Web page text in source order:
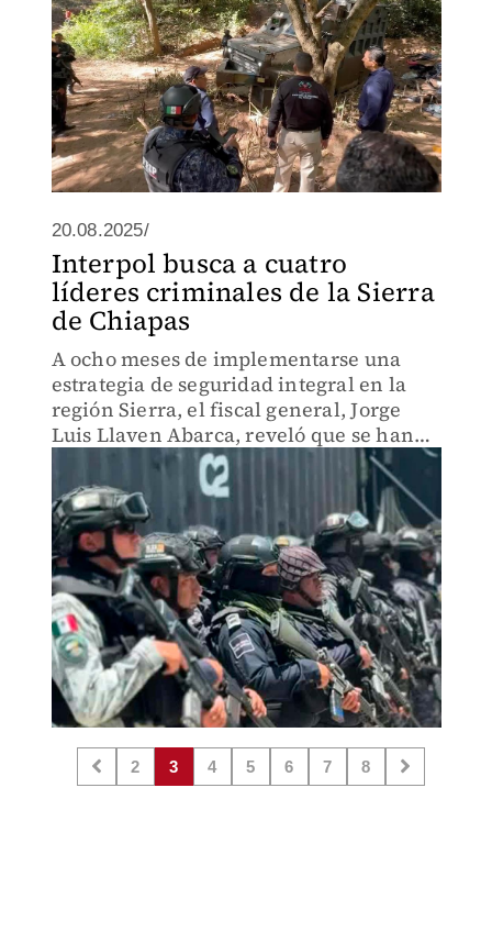
20.08.2025/
Interpol busca a cuatro
líderes criminales de la Sierra
de Chiapas
A ocho meses de implementarse una
estrategia de seguridad integral en la
región Sierra, el fiscal general, Jorge
Luis Llaven Abarca, reveló que se han
ejecutado 90 órdenes de aprehensión
contra presuntos generadores de
violencia.
2 3 4 5 6 7 8